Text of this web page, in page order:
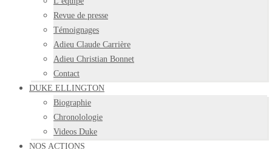
Revue de presse
Témoignages
Adieu Claude Carrière
Adieu Christian Bonnet
Contact
DUKE ELLINGTON
Biographie
Chronolologie
Videos Duke
NOS ACTIONS